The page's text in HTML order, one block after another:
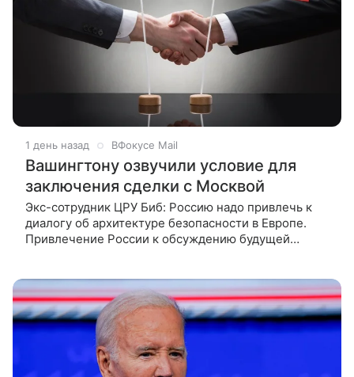
1 день назад ВФокусе Mail
Вашингтону озвучили условие для
заключения сделки с Москвой
Экс-сотрудник ЦРУ Биб: Россию надо привлечь к
диалогу об архитектуре безопасности в Европе.
Привлечение России к обсуждению будущей